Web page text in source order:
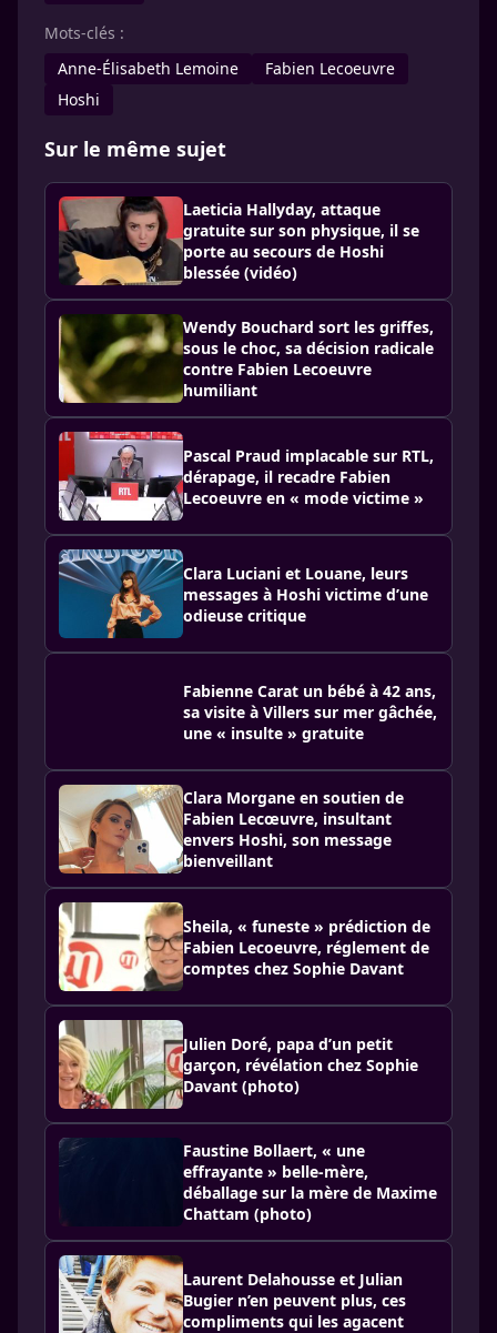
Mots-clés :
Anne-Élisabeth Lemoine
Fabien Lecoeuvre
Hoshi
Sur le même sujet
Laeticia Hallyday, attaque
gratuite sur son physique, il se
porte au secours de Hoshi
blessée (vidéo)
Wendy Bouchard sort les griffes,
sous le choc, sa décision radicale
contre Fabien Lecoeuvre
humiliant
Pascal Praud implacable sur RTL,
dérapage, il recadre Fabien
Lecoeuvre en « mode victime »
Clara Luciani et Louane, leurs
messages à Hoshi victime d’une
odieuse critique
Fabienne Carat un bébé à 42 ans,
sa visite à Villers sur mer gâchée,
une « insulte » gratuite
Clara Morgane en soutien de
Fabien Lecœuvre, insultant
envers Hoshi, son message
bienveillant
Sheila, « funeste » prédiction de
Fabien Lecoeuvre, réglement de
comptes chez Sophie Davant
Julien Doré, papa d’un petit
garçon, révélation chez Sophie
Davant (photo)
Faustine Bollaert, « une
effrayante » belle-mère,
déballage sur la mère de Maxime
Chattam (photo)
Laurent Delahousse et Julian
Bugier n’en peuvent plus, ces
compliments qui les agacent